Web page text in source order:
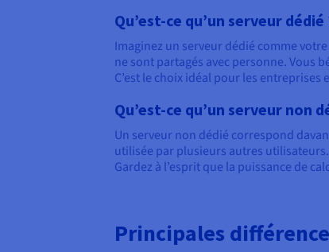
Qu’est-ce qu’un serveur dédié
Imaginez un serveur dédié comme
ne sont partagés avec personne. Vous
C’est le choix idéal pour les
Qu’est-ce qu’un serveur non
Un serveur non dédié correspond
utilisée par plusieurs autres
Gardez à l’esprit que la puissance de
Principales